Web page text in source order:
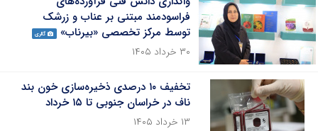
فراسودمند مبتنی بر عناب و زرشک
توسط مرکز تخصصی «بیرناب»
گالری
۳۰ خرداد ۱۴۰۵
تخفیف ۱۰ درصدی ذخیره‌سازی خون بند
ناف در خراسان جنوبی تا ۱۵ خرداد
۱۳ خرداد ۱۴۰۵